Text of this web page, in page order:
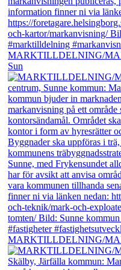
MARKTILLDELNING/
Sun
MARKTILLDELNING/